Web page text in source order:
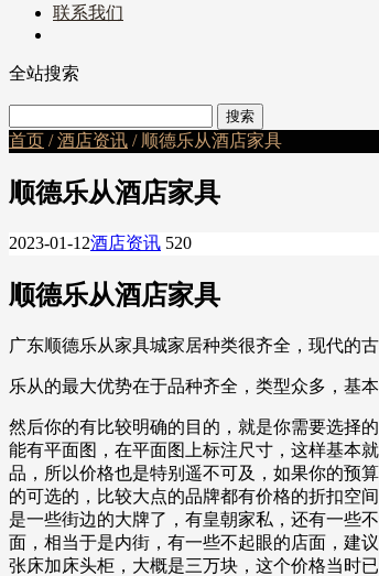
联系我们
全站搜索
首页 /酒店资讯 / 顺德乐从酒店家具
顺德乐从酒店家具
2023-01-12酒店资讯 520
顺德乐从酒店家具
广东顺德乐从家具城家居种类很齐全，现代的
乐从的最大优势在于品种齐全，类型众多，基
然后你的有比较明确的目的，就是你需要选择
能有平面图，在平面图上标注尺寸，这样基本
品，所以价格也是特别遥不可及，如果你的预
的可选的，比较大点的品牌都有价格的折扣空
是一些街边的大牌了，有皇朝家私，还有一些
面，相当于是内街，有一些不起眼的店面，建
张床加床头柜，大概是三万块，这个价格当时